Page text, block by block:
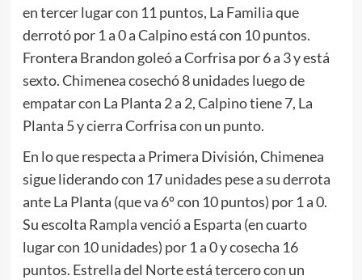
en tercer lugar con 11 puntos, La Familia que
derrotó por 1 a 0 a Calpino está con 10 puntos.
Frontera Brandon goleó a Corfrisa por 6 a 3 y está
sexto. Chimenea cosechó 8 unidades luego de
empatar con La Planta 2 a 2, Calpino tiene 7, La
Planta 5 y cierra Corfrisa con un punto.
En lo que respecta a Primera División, Chimenea
sigue liderando con 17 unidades pese a su derrota
ante La Planta (que va 6º con 10 puntos) por 1 a 0.
Su escolta Rampla venció a Esparta (en cuarto
lugar con 10 unidades) por 1 a 0 y cosecha 16
puntos. Estrella del Norte está tercero con un